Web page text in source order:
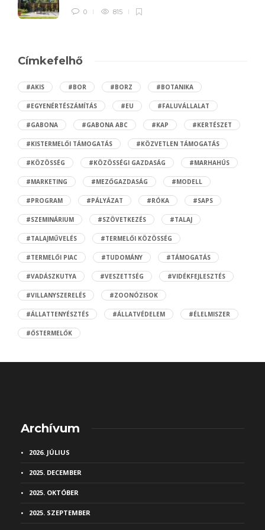
0 815
Címkefelhő
#AKIS #BOR #BORZ #BOTANIKA
#EGYENÉRTÉSZÁMÍTÁS #EU #FALUVÁLLALAT
#GABONA #GABONA ABC #KAP #KERTÉSZET
#KISTERMELŐI TÁMOGATÁS #KÖZVETLEN TÁMOGATÁS
#KÖZÖSSÉG #KÖZÖSSÉGI GAZDASÁG #MARHAHÚS
#MARKETING #MEZŐGAZDASÁG #MODELL
#PROGRAM #PÁLYÁZAT #RÓKA #SAPS
#SZEMINÁRIUM #SZÖVETKEZÉS #TALAJ
#TALAJMŰVELÉS #TERMELŐI KÖZÖSSÉG
#TERMELŐI PIAC #TUDOMÁNY #TÁMOGATÁS
#VADÁSZKUTYA #VESZETTSÉG #VIDÉKFEJLESZTÉS
#VILLANYSZERELÉS #ZOONÓZISOK
#ÁLLATTENYÉSZTÉS #ÁLLATVÉDELEM #ÉLELMISZER
#ŐSTERMELŐK
Archívum
2026. JÚLIUS
2025. DECEMBER
2025. OKTÓBER
2025. SZEPTEMBER